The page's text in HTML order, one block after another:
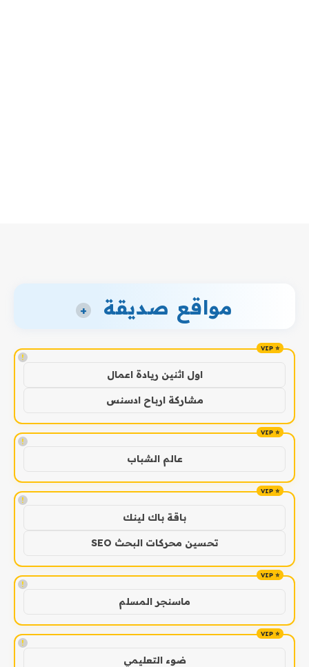
مواقع صديقة +
!
اول اثنين ريادة اعمال
مشاركة ارباح ادسنس
!
عالم الشباب
!
باقة باك لينك
تحسين محركات البحث SEO
!
ماسنجر المسلم
!
ضوء التعليمي